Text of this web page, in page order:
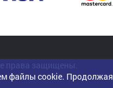
права защищены.
файлы cookie.